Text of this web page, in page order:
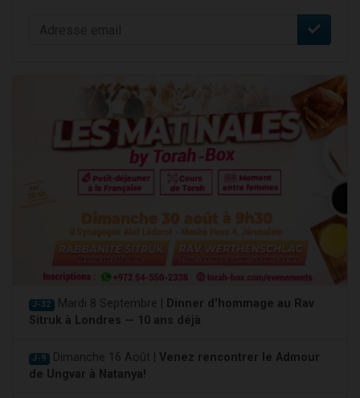
J-32 Mardi 8 Septembre |
Dinner d'hommage au Rav
Sitruk à Londres — 10 ans déjà
J-9 Dimanche 16 Août | Venez rencontrer le Admour
de Ungvar à Natanya!